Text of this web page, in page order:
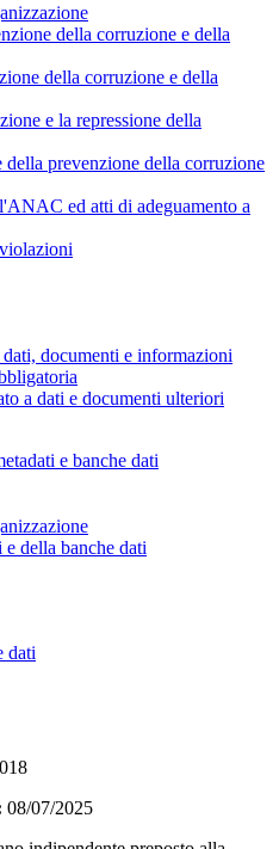
della corruzione e della
della corruzione e della
e la repressione della
della prevenzione della corruzione
ed atti di adeguamento a
documenti e informazioni
a dati e documenti ulteriori
e banche dati
della banche dati
dati
08/07/2025